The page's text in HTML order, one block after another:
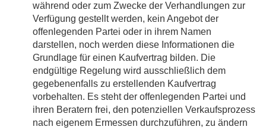
während oder zum Zwecke der Verhandlungen zur
Verfügung gestellt werden, kein Angebot der
offenlegenden Partei oder in ihrem Namen
darstellen, noch werden diese Informationen die
Grundlage für einen Kaufvertrag bilden. Die
endgültige Regelung wird ausschließlich dem
gegebenenfalls zu erstellenden Kaufvertrag
vorbehalten. Es steht der offenlegenden Partei und
ihren Beratern frei, den potenziellen Verkaufsprozess
nach eigenem Ermessen durchzuführen, zu ändern